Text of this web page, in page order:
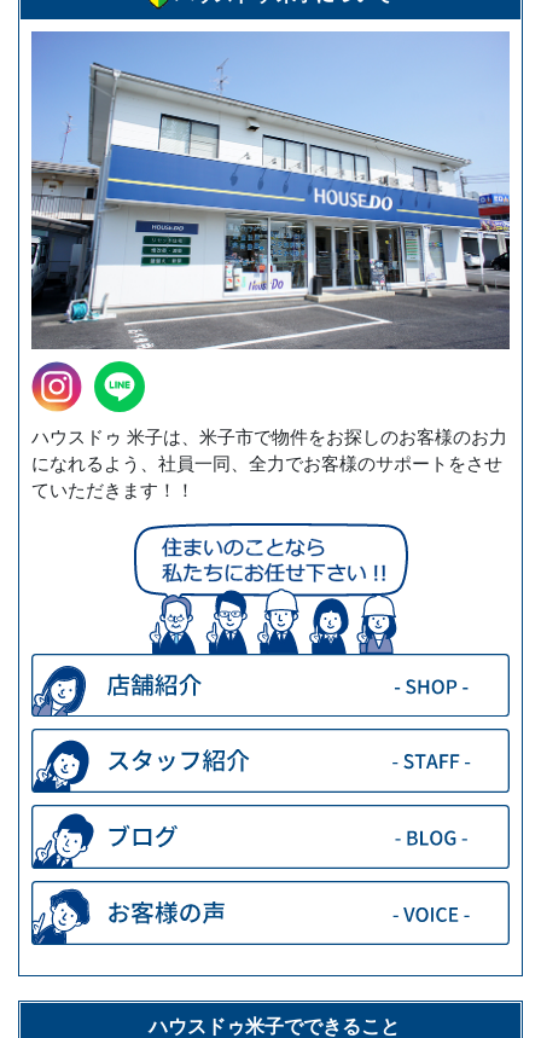
ハウスドゥ 米子は、米子市で物件をお探しのお客様のお力
になれるよう、社員一同、全力でお客様のサポートをさせ
ていただきます！！
ハウスドゥ米子でできること